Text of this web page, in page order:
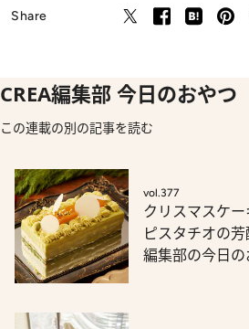
Share
CREA編集部 今日のおやつ
この連載の別の記事を読む
vol.377
クリスマスケ
ピスタチオの
編集部の今日の